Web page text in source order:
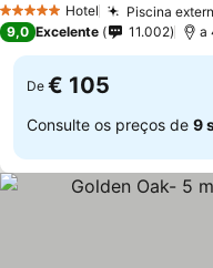
5 Estrelas Hotel Piscina
9,0 Excelente 11.002 a
De € 105
Consulte os preços de 9